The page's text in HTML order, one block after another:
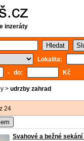
inzeráty
Lokalita:
- do: Kč
> udrzby zahrad
24
Svahové a bežné sekání